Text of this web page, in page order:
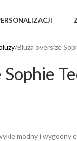
Bluza oversize
modny i